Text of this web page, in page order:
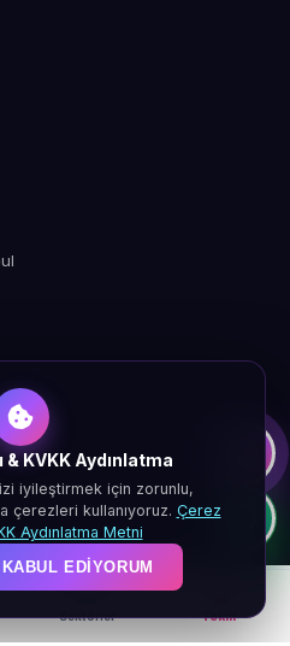
Sektörler Teklif
Tüm hakları saklıdır.
Çerez Şartlar
& KVKK Aydınlatma
iyileştirmek için zorunlu,
çerezleri kullanıyoruz. Çerez
Aydınlatma Metni
KABUL EDIYORUM